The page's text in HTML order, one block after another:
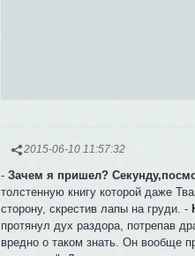
2015-06-10 11:57:32
-Зачем я пришел?
толстенную книгу которой даже
сторону, скрестив лапы на груди. -
протянул дух раздора, потрепав
вредно о таком знать. Он вообще